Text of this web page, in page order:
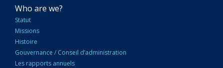
NAVIGATION
PRINCIPALE
Who are we?
Statut
Missions
Histoire
Gouvernance / Conseil d’administration
Les rapports annuels